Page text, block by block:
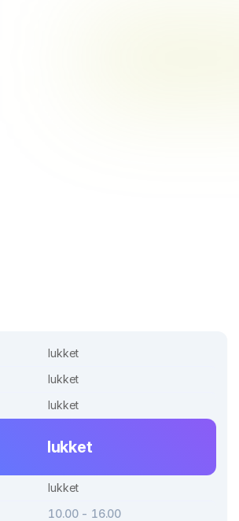
lukket
lukket
lukket
lukket
lukket
10.00 - 16.00